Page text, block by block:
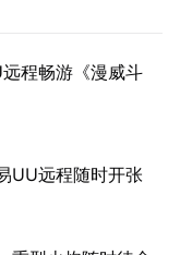
程畅游《漫威斗
UU远程随时开张